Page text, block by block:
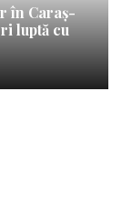
în Caraș-
luptă cu